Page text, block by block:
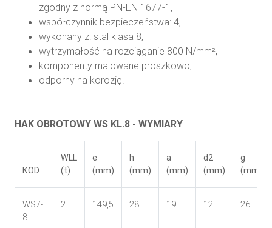
zgodny z normą PN-EN 1677-1,
współczynnik bezpieczeństwa: 4,
wykonany z: stal klasa 8,
wytrzymałość na rozciąganie 800 N/mm²,
komponenty malowane proszkowo,
odporny na korozję.
HAK OBROTOWY WS KL.8 - WYMIARY
KOD
WLL
(t)
e
(mm)
h
(mm)
a
(mm)
d2
(mm)
g
(mm)
WS7-
8
2 149,5 28 19 12 26